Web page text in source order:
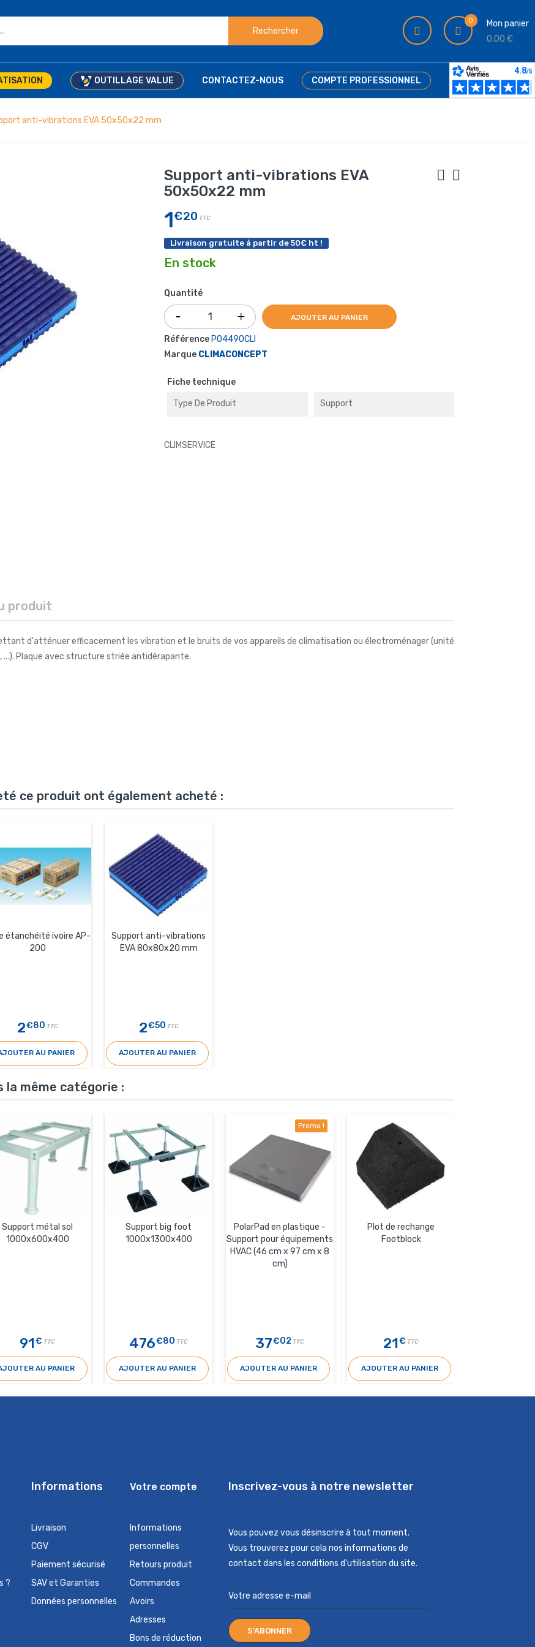
Rechercher
0
Mon panier
0,00 €
OUTILLAGE VALUE CONTACTEZ-NOUS COMPTE PROFESSIONNEL
anti-vibrations EVA 50x50x22 mm
Support anti-vibrations EVA
50x50x22 mm
1€20 TTC
Livraison gratuite à partir de 50€ ht !
En stock
Quantité
AJOUTER AU PANIER
Référence P04490CLI
Marque CLIMACONCEPT
Fiche technique
Type De Produit Support
CLIMSERVICE
produit
d'atténuer efficacement les vibration et le bruits de vos appareils de climatisation ou électroménager (unité
...). Plaque avec structure striée antidérapante.
ce produit ont également acheté :
étanchéité ivoire AP-
200
2€80 TTC
AU PANIER
Support anti-vibrations
EVA 80x80x20 mm
2€50 TTC
AJOUTER AU PANIER
la même catégorie :
Support métal sol
1000x600x400
91€ TTC
AU PANIER
Support big foot
1000x1300x400
476€80 TTC
AJOUTER AU PANIER
Promo !
PolarPad en plastique -
Support pour équipements
HVAC (46 cm x 97 cm x 8
cm)
37€02 TTC
AJOUTER AU PANIER
Plot de rechange
Footblock
21€ TTC
AJOUTER AU PANIER
?
Informations
Livraison
CGV
Paiement sécurisé
SAV et Garanties
Données personnelles
Votre compte
Informations
personnelles
Retours produit
Commandes
Avoirs
Adresses
Bons de réduction
Inscrivez-vous à notre newsletter
Vous pouvez vous désinscrire à tout moment.
Vous trouverez pour cela nos informations de
contact dans les conditions d'utilisation du site.